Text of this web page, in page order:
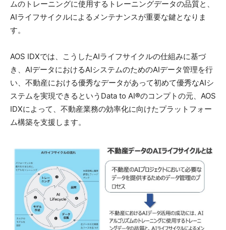
ムのトレーニングに使用するトレーニングデータの品質と、
AIライフサイクルによるメンテナンスが重要な鍵となりま
す。
AOS IDXでは、こうしたAIライフサイクルの仕組みに基づ
き、AIデータにおけるAIシステムのためのAIデータ管理を行
い、不動産における優秀なデータがあって初めて優秀なAIシ
ステムを実現できるというData to AI®︎のコンプトの元、AOS
IDXによって、不動産業務の効率化に向けたプラットフォー
ム構築を支援します。